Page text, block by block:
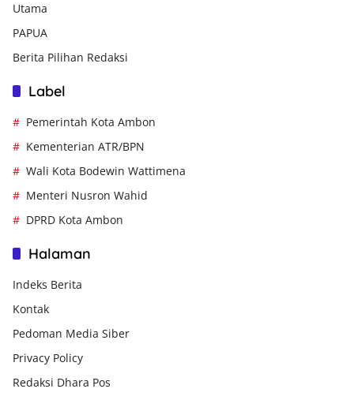
Utama
PAPUA
Berita Pilihan Redaksi
Label
Pemerintah Kota Ambon
Kementerian ATR/BPN
Wali Kota Bodewin Wattimena
Menteri Nusron Wahid
DPRD Kota Ambon
Halaman
Indeks Berita
Kontak
Pedoman Media Siber
Privacy Policy
Redaksi Dhara Pos